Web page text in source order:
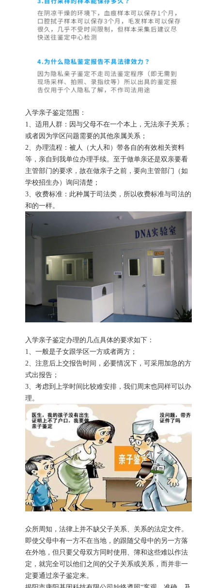
入学亲子鉴定范围：
1、适用人群：因与父母不在一个本上，无法亲子关系；
或者因为学区问题需要的其他亲属关系；
2、办理流程：被人（大人和）带各自的有效相关资料
等，亲自到我单位办理手续。至于做单亲还是双亲要看
主管部门的要求，故在做亲子之前，要向主管部门（如
学校招生办）询问清楚；
3、收费标准：此种属于司法类，所以收费标准与司法的
和的一样。
入学亲子鉴定办理的几点具体的要求如下：
1、一般是子女跟学区一方或者两方；
2、注意后上交报告时间，必要情况下，可采用加急的方
式出报告；
3、考虑到上学时间比较难安排，我们周末也同样可以办
理。
众所周知，法律上并不缺父子关系、关系的法定文件。
即使父母中有一方不在当地，的跟随父母中的另一方落
在外地，但只要父母双方同时使用、簿和这些难以作法
定，就完全可以他们之间的父子关系或关系，而并非一
定要通过亲子鉴定来。